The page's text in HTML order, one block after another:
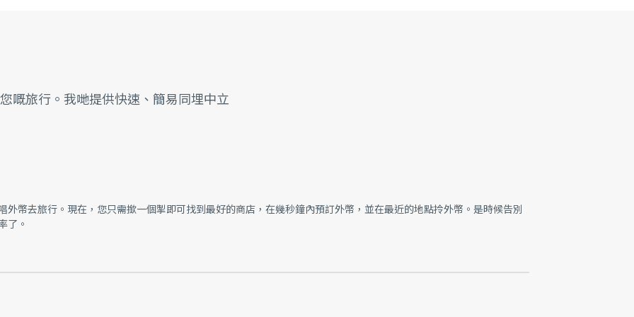
嘅旅行。我哋提供快速、簡易同埋中立
外幣去旅行。現在，您只需撳一個掣即可找到最好的商店，在幾秒鐘內預訂外幣，並在最近的地點拎外幣。是時候告別
了。